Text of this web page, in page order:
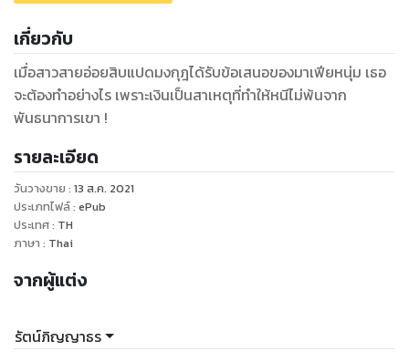
เกี่ยวกับ
เมื่อสาวสายอ่อยสิบแปดมงกุฎได้รับข้อเสนอของมาเฟียหนุ่ม เธอ
จะต้องทำอย่างไร เพราะเงินเป็นสาเหตุที่ทำให้หนีไม่พ้นจาก
พันธนาการเขา !
รายละเอียด
วันวางขาย : 13 ส.ค. 2021
ประเภทไฟล์: ePub
ประเทศ: TH
ภาษา : Thai
จากผู้แต่ง
รัตน์ภิญญาธร